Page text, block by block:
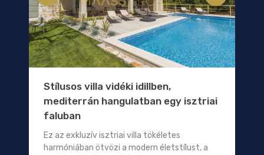
Stílusos villa vidéki idillben,
mediterrán hangulatban egy isztriai
faluban
Ez az exkluzív isztriai villa tökéletes
harmóniában ötvözi a modern életstílust, a